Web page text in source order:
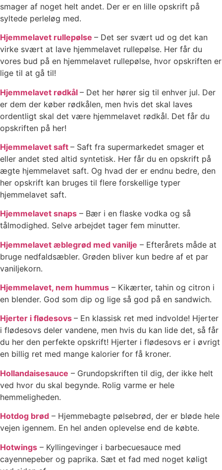
smager af noget helt andet. Der er en lille opskrift på
syltede perleløg med.
Hjemmelavet rullepølse – Det ser svært ud og det kan
virke svært at lave hjemmelavet rullepølse. Her får du
vores bud på en hjemmelavet rullepølse, hvor opskriften er
lige til at gå til!
Hjemmelavet rødkål – Det her hører sig til enhver jul. Der
er dem der køber rødkålen, men hvis det skal laves
ordentligt skal det være hjemmelavet rødkål. Det får du
opskriften på her!
Hjemmelavet saft – Saft fra supermarkedet smager et
eller andet sted altid syntetisk. Her får du en opskrift på
ægte hjemmelavet saft. Og hvad der er endnu bedre, den
her opskrift kan bruges til flere forskellige typer
hjemmelavet saft.
Hjemmelavet snaps – Bær i en flaske vodka og så
tålmodighed. Selve arbejdet tager fem minutter.
Hjemmelavet æblegrød med vanilje – Efterårets måde at
bruge nedfaldsæbler. Grøden bliver kun bedre af et par
vaniljekorn.
Hjemmelavet, nem hummus – Kikærter, tahin og citron i
en blender. God som dip og lige så god på en sandwich.
Hjerter i flødesovs – En klassisk ret med indvolde! Hjerter
i flødesovs deler vandene, men hvis du kan lide det, så får
du her den perfekte opskrift! Hjerter i flødesovs er i øvrigt
en billig ret med mange kalorier for få kroner.
Hollandaisesauce – Grundopskriften til dig, der ikke helt
ved hvor du skal begynde. Rolig varme er hele
hemmeligheden.
Hotdog brød – Hjemmebagte pølsebrød, der er bløde hele
vejen igennem. En hel anden oplevelse end de købte.
Hotwings – Kyllingevinger i barbecuesauce med
cayennepeber og paprika. Sæt et fad med noget køligt